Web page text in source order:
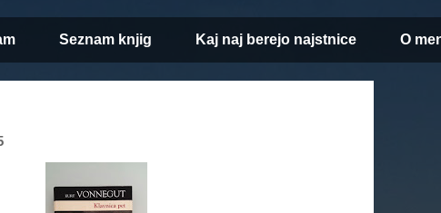
Seznam knjig Kaj naj berejo najstnice O